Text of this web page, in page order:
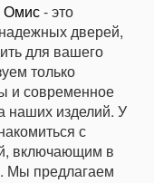
Омис- это
дверей,
для вашего
только
и современное
наших изделий. У
с
включающим в
Мы предлагаем